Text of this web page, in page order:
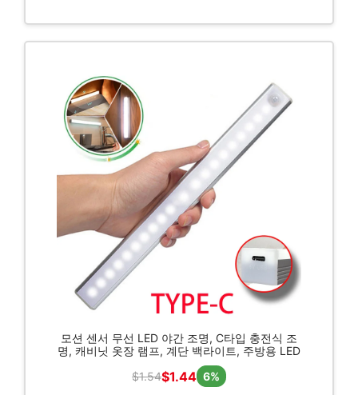
모션 센서 무선 LED 야간 조명, C타입 충전식 조
명, 캐비닛 옷장 램프, 계단 백라이트, 주방용 LED
$1.54$1.44 6%